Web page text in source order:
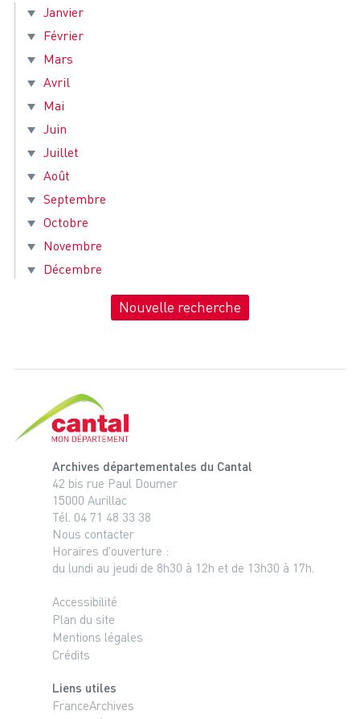
Janvier
Février
Mars
Avril
Mai
Juin
Juillet
Août
Septembre
Octobre
Novembre
Décembre
Nouvelle recherche
Archives départementales du Cantal
42 bis rue Paul Doumer
15000 Aurillac
Tél. 04 71 48 33 38
Nous contacter
Horaires d'ouverture :
du lundi au jeudi de 8h30 à 12h et de 13h30 à 17h.
Accessibilité
Plan du site
Mentions légales
Crédits
Liens utiles
FranceArchives